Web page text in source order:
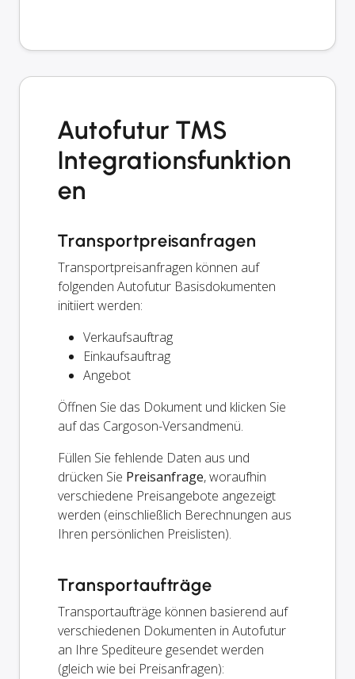
Autofutur TMS
Integrationsfunktion
en
Transportpreisanfragen
Transportpreisanfragen können auf
folgenden Autofutur Basisdokumenten
initiiert werden:
Verkaufsauftrag
Einkaufsauftrag
Angebot
Öffnen Sie das Dokument und klicken Sie
auf das Cargoson-Versandmenü.
Füllen Sie fehlende Daten aus und
drücken Sie Preisanfrage, woraufhin
verschiedene Preisangebote angezeigt
werden (einschließlich Berechnungen aus
Ihren persönlichen Preislisten).
Transportaufträge
Transportaufträge können basierend auf
verschiedenen Dokumenten in Autofutur
an Ihre Spediteure gesendet werden
(gleich wie bei Preisanfragen):